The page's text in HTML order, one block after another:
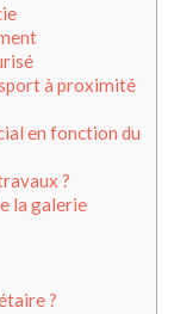
à proximité
en fonction du
?
la galerie
?